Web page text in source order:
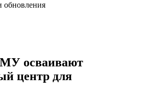
осваивают
центр для